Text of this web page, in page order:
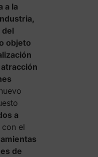
a la
objeto
a
con el
de